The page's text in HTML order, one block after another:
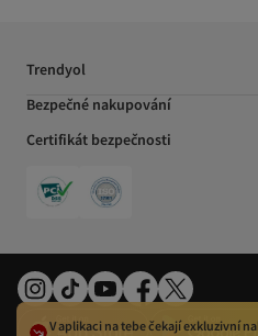
V aplikaci na tebe čekají exkluzivní
Trendyol
Bezpečné nakupování
Certifikát bezpečnosti